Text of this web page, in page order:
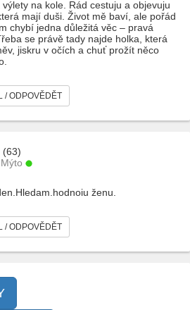
výlety na kole. Rád cestuju a objevuju
mají duši. Život mě baví, ale pořád
chybí jedna důležitá věc – pravá
se právě tady najde holka, která
jiskru v očích a chuť prožít něco
/ ODPOVĚDĚT
(63)
ženu.
/ ODPOVĚDĚT